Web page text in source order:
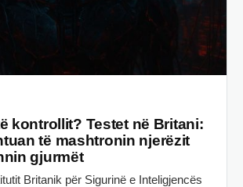
kontrollit? Testet në Britani:
të mashtronin njerëzit
gjurmët
Britanik për Sigurinë e Inteligjencës